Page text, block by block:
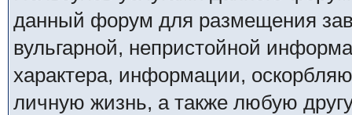
данный форум для размещения
вульгарной, непристойной
характера, информации,
личную жизнь, а также любую